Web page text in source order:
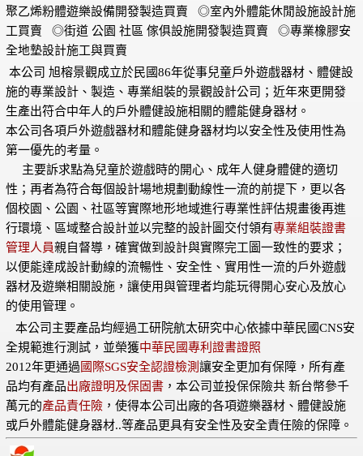
聚乙烯粉體遊樂設備開發製造買賣 ◎室內外體能休閒設施設計施
工買賣 ◎街道 公園 社區 傢俱設施開發製造買賣 ◎專業橡膠安
全地墊設計施工與買賣
本公司 旭榕景觀成立於民國86年從事兒童戶外遊戲器材、體健設
施的專業設計、製造、專業組裝的景觀設計公司；近年來更開發
生產出符合中年人的戶外體健設施相關的體能健身器材。
本公司各項戶外遊戲器材和體能健身器材均以安全性及使用性為
第一優先的考量。
主要訴求點為兒童於遊戲時的開心、成年人健身體健的適切
性；再者為符合每個設計場地規劃動線性一流的前提下，更以各
個校園、公園、社區等實際地形地域進行專業性評估規畫後再進
行環境、區域整合設計並以完整的設計圖交付領有專業組裝證書
管理人員親自督導，確實做到設計與實際完工圖一致性的要求；
以便能達成設計動線的流暢性、安全性、實用性一流的戶外遊戲
器材及遊樂相關設施，讓使用與管理者均能玩得開心安心及放心
的使用管理。
本公司主要產品均經過工研院航太研究中心依據中華民國CNS安
全規範進行測試，並榮獲中華民國專利證書證照
2012年更通過 國際SGS安全認證檢測讓安全更加有保障，所有產
品均有產品出廠證明及保固書 ，本公司並投保保險共 新台幣參千
萬元的產品責任險 ，使得本公司出廠的各項遊樂器材、體健設施
或戶外體能健身器材..等產品更具有安全性及安全責任險的保障。